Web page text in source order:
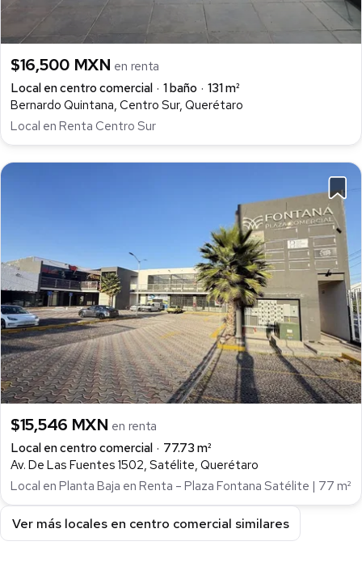
$16,500 MXN en renta
Local en centro comercial
1 baño
131 m²
Bernardo Quintana, Centro Sur, Querétaro
Local en Renta Centro Sur
$15,546 MXN en renta
Local en centro comercial
77.73 m²
Av. De Las Fuentes 1502, Satélite, Querétaro
Local en Planta Baja en Renta – Plaza Fontana Satélite | 77 m²
Ver más locales en centro comercial similares